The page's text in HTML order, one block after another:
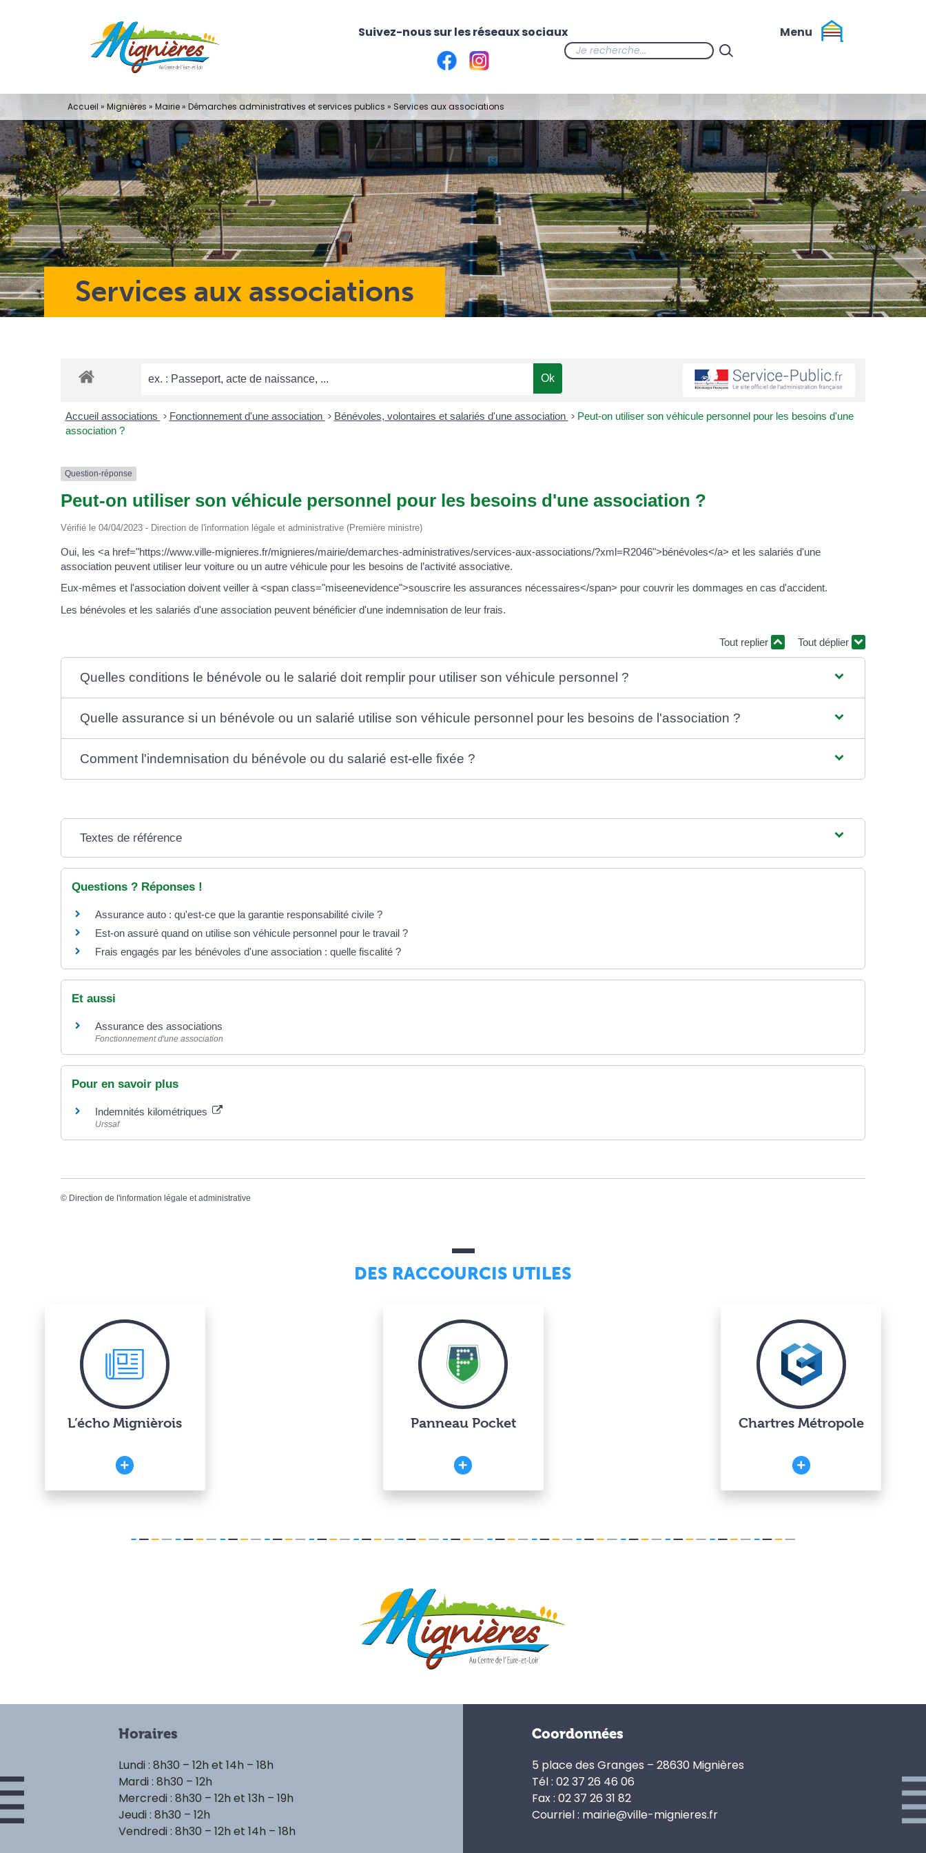
Services aux associations
Accueil » Mignières » Mairie» Démarches administratives et services publics » Services aux associations
Accueil associations > Fonctionnement d'une association > Bénévoles, volontaires et salariés d'une association > Peut-on utiliser son véhicule personnel pour les besoins d'une
association ?
Question-réponse
Peut-on utiliser son véhicule personnel pour les besoins d'une association ?
Vérifié le 04/04/2023 - Direction de l'information légale et administrative (Première ministre)
Oui, les <a href="https://www.ville-mignieres.fr/mignieres/mairie/demarches-administratives/services-aux-associations/?xml=R2046">bénévoles</a> et les salariés d'une
association peuvent utiliser leur voiture ou un autre véhicule pour les besoins de l’activité associative.
Eux-mêmes et l'association doivent veiller à <span class="miseenevidence">souscrire les assurances nécessaires</span> pour couvrir les dommages en cas d'accident.
Les bénévoles et les salariés d'une association peuvent bénéficier d'une indemnisation de leur frais.
Tout replier Tout déplier
Quelles conditions le bénévole ou le salarié doit remplir pour utiliser son véhicule personnel ?
Quelle assurance si un bénévole ou un salarié utilise son véhicule personnel pour les besoins de l'association ?
Comment l'indemnisation du bénévole ou du salarié est-elle fixée ?
Textes de référence
Questions ? Réponses !
Assurance auto : qu'est-ce que la garantie responsabilité civile ?
Est-on assuré quand on utilise son véhicule personnel pour le travail ?
Frais engagés par les bénévoles d'une association : quelle fiscalité ?
Et aussi
Assurance des associations
Fonctionnement d'une association
Pour en savoir plus
Indemnités kilométriques
Urssaf
© Direction de l'information légale et administrative
DES RACCOURCIS UTILES
L’écho Mignièrois Panneau Pocket Chartres Métropole
Horaires
Lundi : 8h30 – 12h et 14h – 18h
Mardi : 8h30 – 12h
Mercredi : 8h30 – 12h et 13h – 19h
Jeudi : 8h30 – 12h
Vendredi : 8h30 – 12h et 14h – 18h
Coordonnées
5 place des Granges – 28630 Mignières
Tél : 02 37 26 46 06
Fax : 02 37 26 31 82
Courriel : mairie@ville-mignieres.fr